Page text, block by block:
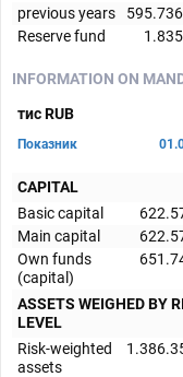
previous years
Reserve fund
INFORMATION ON
тис RUB
Показник
CAPITAL
Basic capital
Main capital
Own funds
(capital)
ASSETS WEIGHED BY
LEVEL
Risk-weighted
assets